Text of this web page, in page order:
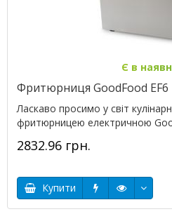
Є в
Фритюрниця GoodFood EF6
Ласкаво просимо у світ
фритюрницею електричною
2832.96 грн.
Купити